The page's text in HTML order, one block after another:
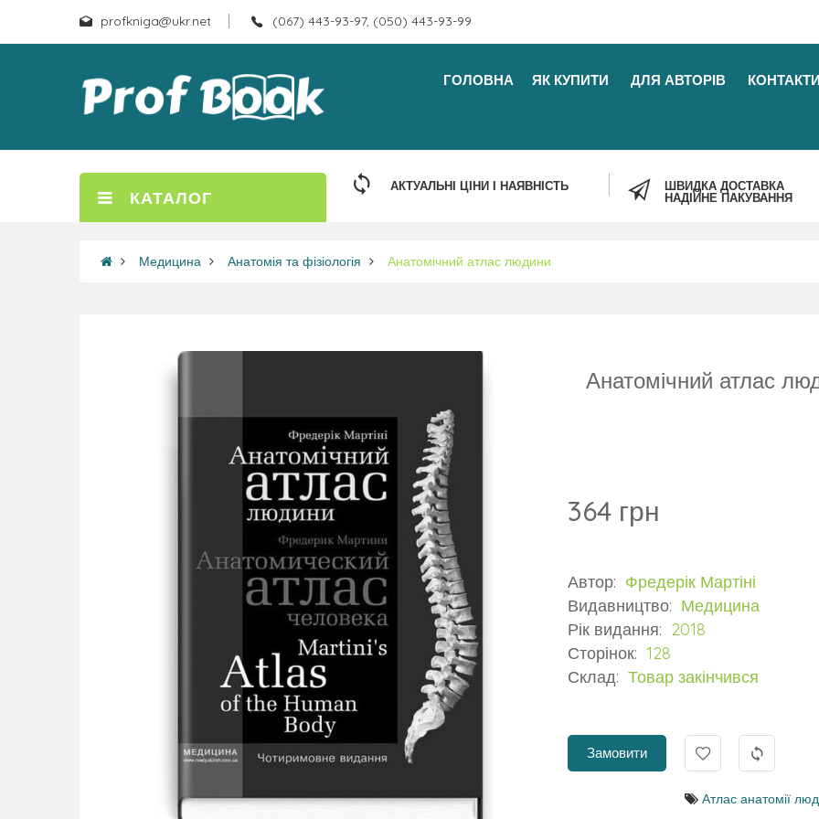
profkniga@ukr.net (067) 443-93-97, (050) 443-93-99
ГОЛОВНА ЯК КУПИТИ ДЛЯ АВТОРІВ
КАТАЛОГ
АКТУАЛЬНІ ЦІНИ І НАЯВНІСТЬ
ШВИДКА ДОСТАВКА
НАДІЙНЕ ПАКУВАННЯ
Медицина Анатомія та фізіологія Анатомічний атлас людини
Анатомічний атлас
364 грн
Автор: Фредерік Мартіні
Видавництво: Медицина
Рік видання: 2018
Сторінок: 128
Склад: Товар закінчився
Замовити
Атлас анатомії